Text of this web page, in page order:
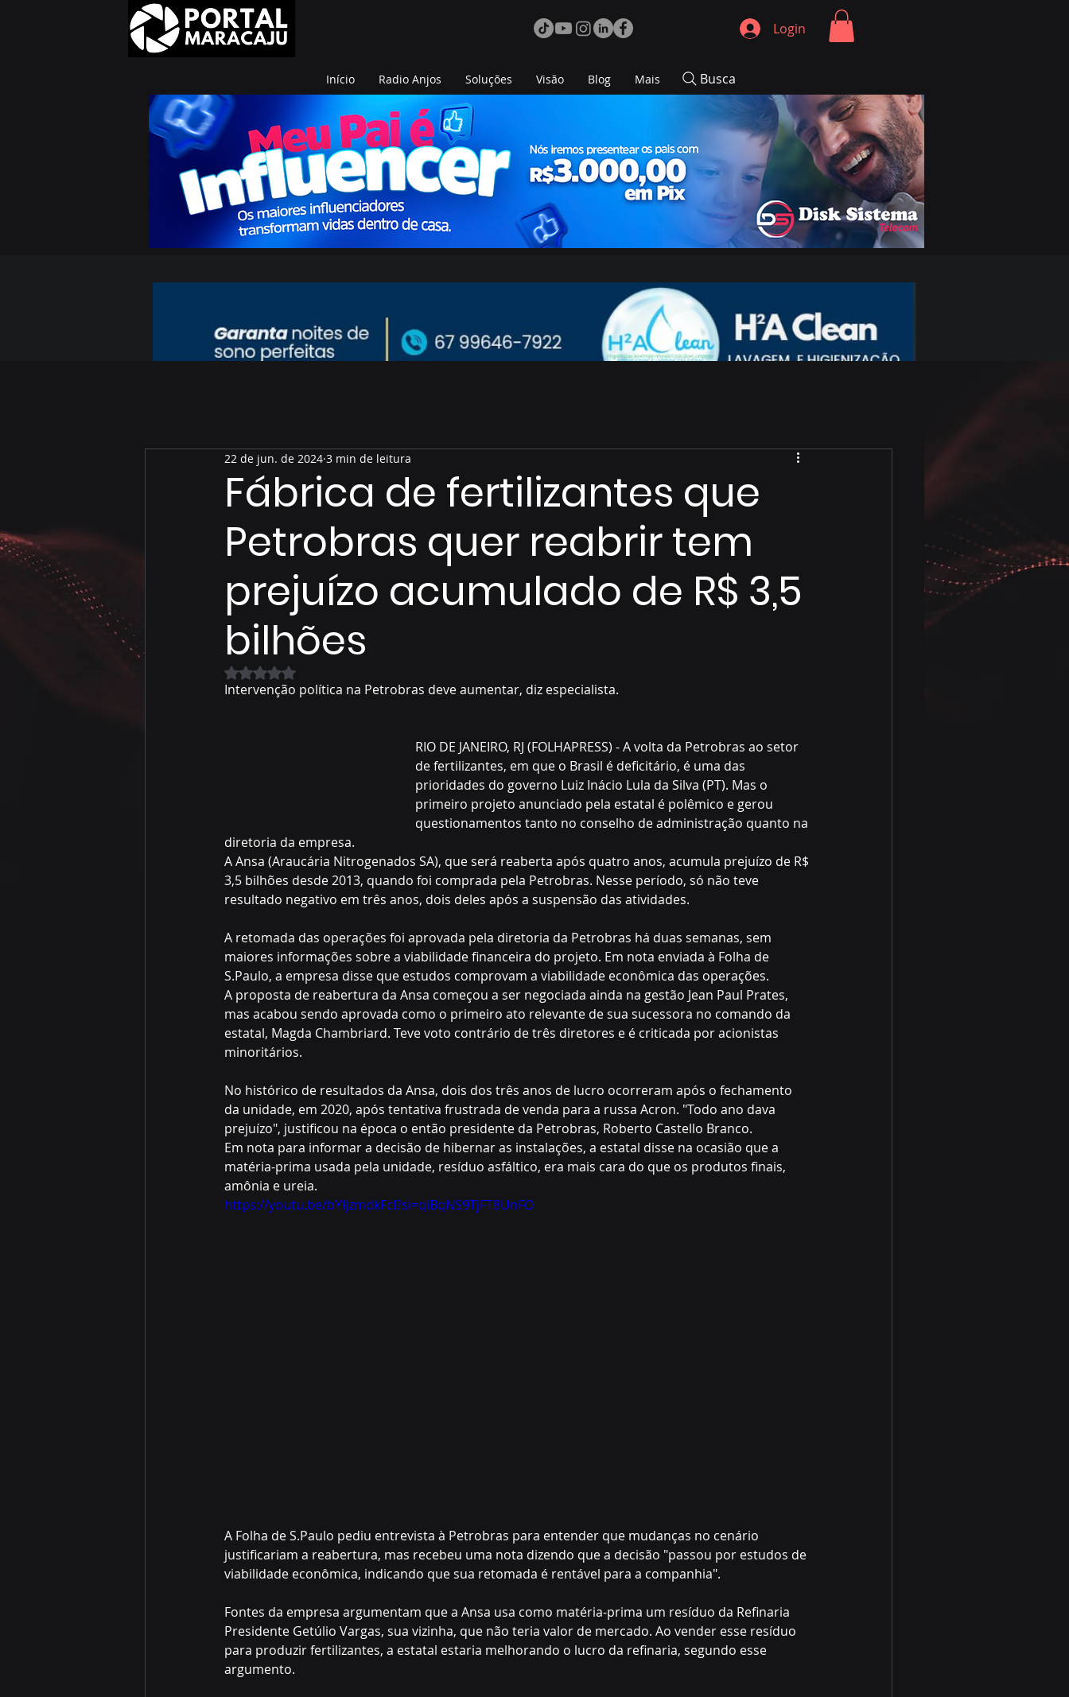
Login
Início Radio Anjos Soluções Visão Blog Mais Busca
Fábrica de fertilizantes que
Petrobras quer reabrir tem
prejuízo acumulado de R$ 3,5
bilhões
22 de jun. de 2024 3 min de leitura
Avaliado com NaN de 5 estrelas.
Intervenção política na Petrobras deve aumentar, diz especialista.
RIO DE JANEIRO, RJ (FOLHAPRESS) - A volta da Petrobras ao setor
de fertilizantes, em que o Brasil é deficitário, é uma das
prioridades do governo Luiz Inácio Lula da Silva (PT). Mas o
primeiro projeto anunciado pela estatal é polêmico e gerou
questionamentos tanto no conselho de administração quanto na
diretoria da empresa.
A Ansa (Araucária Nitrogenados SA), que será reaberta após quatro anos, acumula prejuízo de R$
3,5 bilhões desde 2013, quando foi comprada pela Petrobras. Nesse período, só não teve
resultado negativo em três anos, dois deles após a suspensão das atividades.
A retomada das operações foi aprovada pela diretoria da Petrobras há duas semanas, sem
maiores informações sobre a viabilidade financeira do projeto. Em nota enviada à Folha de
S.Paulo, a empresa disse que estudos comprovam a viabilidade econômica das operações.
A proposta de reabertura da Ansa começou a ser negociada ainda na gestão Jean Paul Prates,
mas acabou sendo aprovada como o primeiro ato relevante de sua sucessora no comando da
estatal, Magda Chambriard. Teve voto contrário de três diretores e é criticada por acionistas
minoritários.
No histórico de resultados da Ansa, dois dos três anos de lucro ocorreram após o fechamento
da unidade, em 2020, após tentativa frustrada de venda para a russa Acron. "Todo ano dava
prejuízo", justificou na época o então presidente da Petrobras, Roberto Castello Branco.
Em nota para informar a decisão de hibernar as instalações, a estatal disse na ocasião que a
matéria-prima usada pela unidade, resíduo asfáltico, era mais cara do que os produtos finais,
amônia e ureia.
https://youtu.be/bYIjzmdkFcI?si=qiBqNS9TjFT8UnFO
A Folha de S.Paulo pediu entrevista à Petrobras para entender que mudanças no cenário
justificariam a reabertura, mas recebeu uma nota dizendo que a decisão "passou por estudos de
viabilidade econômica, indicando que sua retomada é rentável para a companhia".
Fontes da empresa argumentam que a Ansa usa como matéria-prima um resíduo da Refinaria
Presidente Getúlio Vargas, sua vizinha, que não teria valor de mercado. Ao vender esse resíduo
para produzir fertilizantes, a estatal estaria melhorando o lucro da refinaria, segundo esse
argumento.